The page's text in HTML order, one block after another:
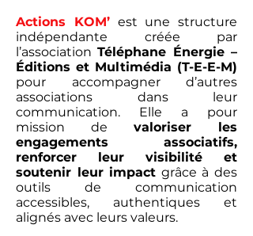
Actions KOM’est une structure
indépendante créée par
l’associationTéléphane Énergie –
Éditions et Multimédia (T-E-E-M)
pour accompagner d’autres
associations dans leur
communication. Elle a pour
mission de valoriser les
engagements associatifs,
renforcer leur visibilité et
soutenir leur impact grâce à des
outils de communication
accessibles, authentiques et
alignés avec leurs valeurs.